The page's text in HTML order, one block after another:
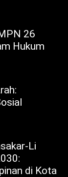
26
Hukum
Li
di Kota